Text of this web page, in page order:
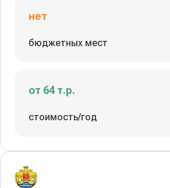
нет
бюджетных мест
от 64 т.р.
стоимость/год